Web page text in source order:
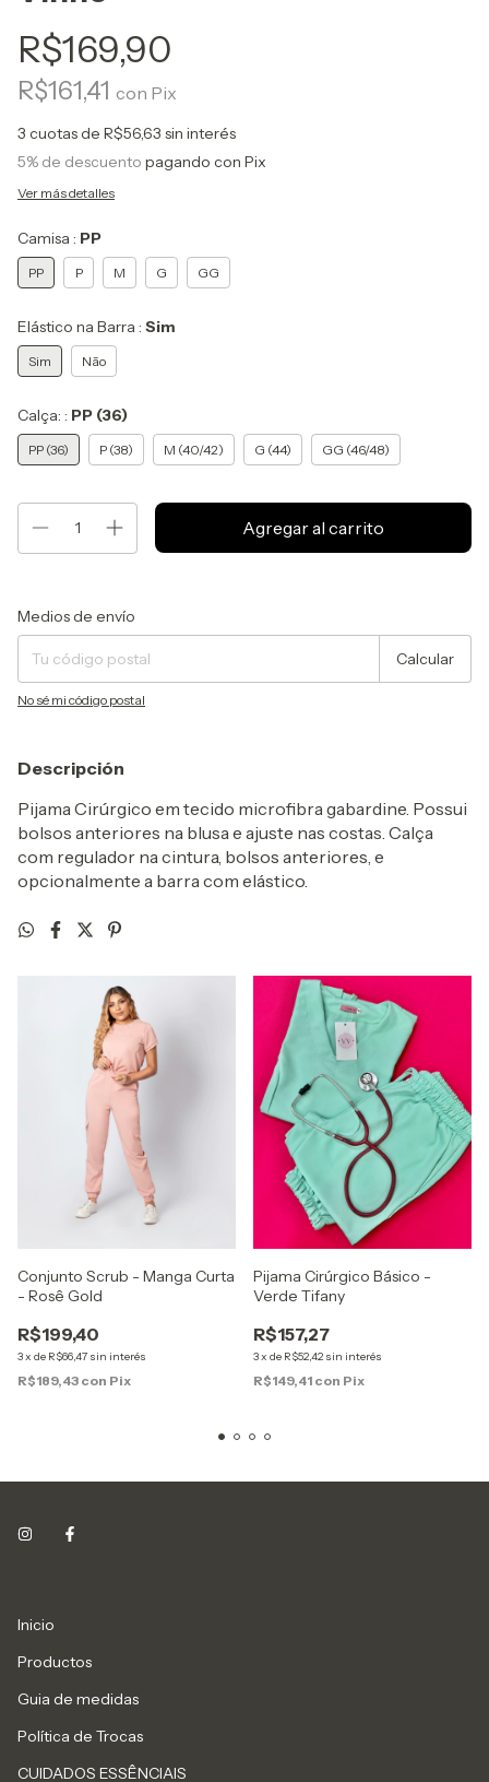
R$169,90
R$161,41 con Pix
3 cuotas de R$56,63 sin interés
5% de descuento pagando con Pix
Ver más detalles
Camisa : PP
PP P M G GG
Elástico na Barra : Sim
Sim Não
Calça: : PP (36)
PP (36) P (38) M (40/42) G (44) GG (46/48)
Entregas para el CP:
Medios de envío
Calcular
No sé mi código postal
Descripción
Pijama Cirúrgico em tecido microfibra gabardine. Possui
bolsos anteriores na blusa e ajuste nas costas. Calça
com regulador na cintura, bolsos anteriores, e
opcionalmente a barra com elástico.
Conjunto Scrub - Manga Curta
- Rosê Gold
R$199,40
3x de R$66,47 sin interés
R$189,43 con Pix
Pijama Cirúrgico Básico -
Verde Tifany
R$157,27
3x de R$52,42 sin interés
R$149,41 con Pix
Inicio
Productos
Guia de medidas
Política de Trocas
CUIDADOS ESSÊNCIAIS